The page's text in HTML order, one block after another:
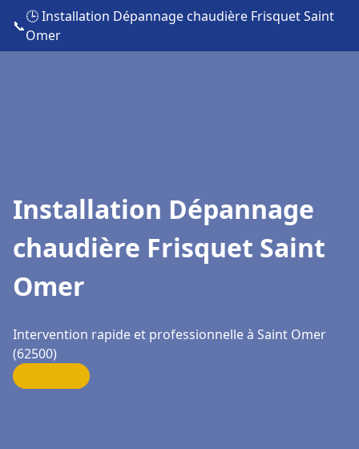
📞
🕒 Installation Dépannage chaudière Frisquet Saint
Omer
Installation Dépannage
chaudière Frisquet Saint
Omer
Intervention rapide et professionnelle à Saint Omer
(62500)